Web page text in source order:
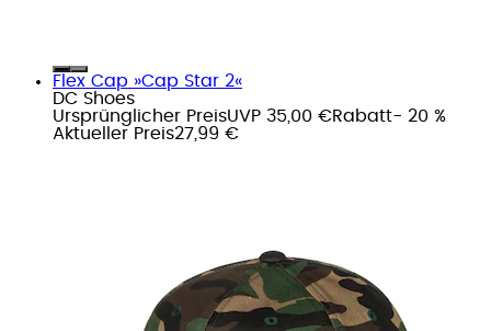
Flex Cap »Cap Star 2«
DC Shoes
Ursprünglicher PreisUVP 35,00 €Rabatt- 20 %
Aktueller Preis27,99 €